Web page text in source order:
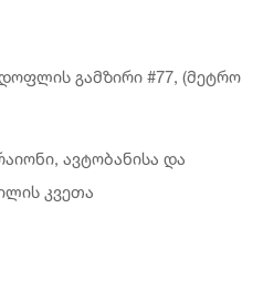
გამზირი #77, (მეტრო
ავტობანისა და
კვეთა